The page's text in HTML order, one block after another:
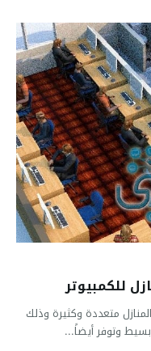
للكمبيوتر
متعددة وكثيرة وذلك
وتوفر أيضاً...